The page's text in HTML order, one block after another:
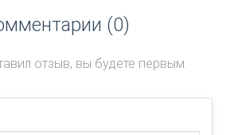
(0)
отзыв, вы будете первым.